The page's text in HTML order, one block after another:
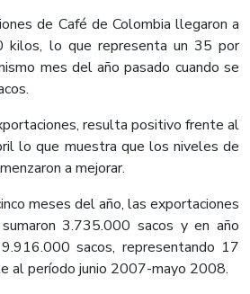
de Café de Colombia llegaron a
kilos, lo que representa un 35 por
mes del año pasado cuando se
resulta positivo frente al
lo que muestra que los niveles de
a mejorar.
meses del año, las exportaciones
3.735.000 sacos y en año
sacos, representando 17
al período junio 2007-mayo 2008.